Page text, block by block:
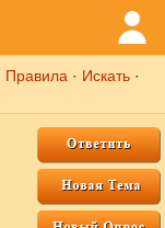
Правила · Искать ·